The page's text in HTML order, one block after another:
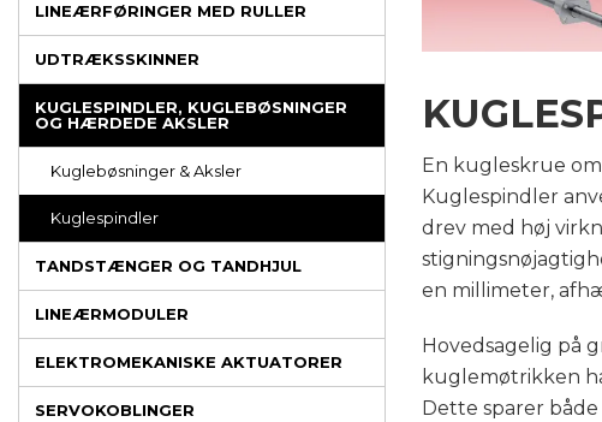
LINEÆRFØRINGER MED RULLER
UDTRÆKSSKINNER
KUGLESPINDLER, KUGLEBØSNINGER
OG HÆRDEDE AKSLER
Kuglebøsninger & Aksler
Kuglespindler
TANDSTÆNGER OG TANDHJUL
LINEÆRMODULER
ELEKTROMEKANISKE AKTUATORER
SERVOKOBLINGER
En kugleskrue
Kuglespindler
drev med høj
en millimeter,
Hovedsagelig på
kuglemøtrikken
Dette sparer